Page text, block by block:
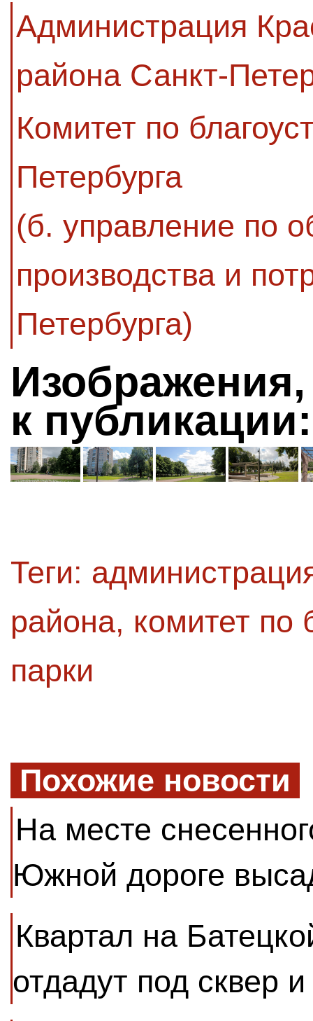
Администрация
района Санкт-
Комитет по
Петербурга
(б. управление по
производства и
Петербурга)
к публикации:
Теги:
района, комитет по
парки
Похожие новости
На месте
Южной дороге
Квартал на
отдадут под сквер